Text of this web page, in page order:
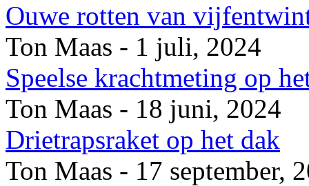
Ouwe rotten van
Ton Maas - 1 juli, 2024
Speelse krachtmeting op
Ton Maas - 18 juni, 2024
Drietrapsraket op het dak
Ton Maas - 17 september,